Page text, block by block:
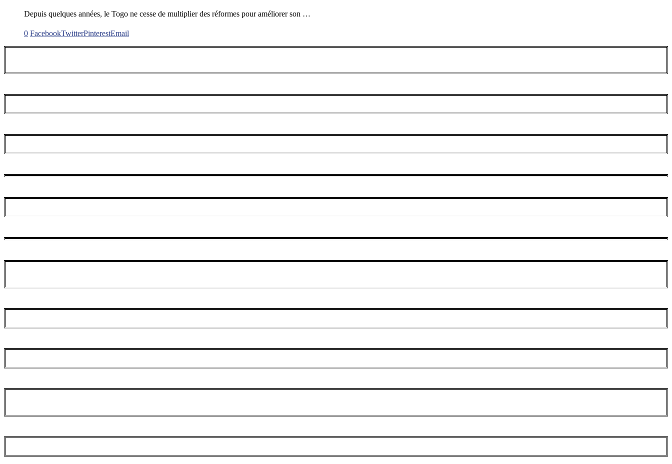
Depuis quelques années, le Togo ne cesse de multiplier des réformes pour améliorer son …
0 FacebookTwitterPinterestEmail